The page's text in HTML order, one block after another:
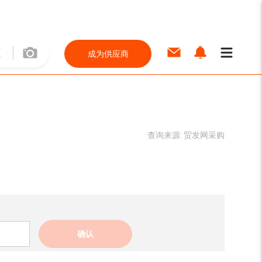
成为供应商
查询来源: 贸发网采购
确认